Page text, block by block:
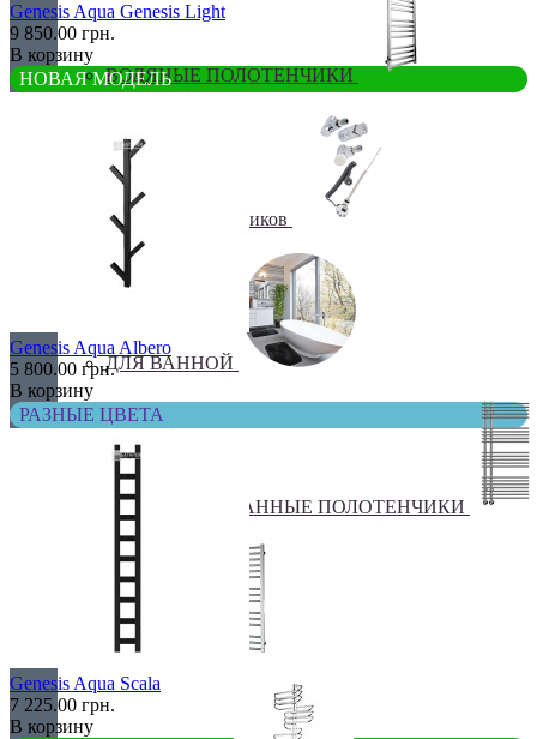
ВОДЯНЫЕ ПОЛОТЕНЧИКИ
Все для полотенчиков
ДЛЯ ВАННОЙ
КОМБИНИРОВАННЫЕ ПОЛОТЕНЧИКИ
Лесенка
Genesis Aqua Genesis Light
9 850.00 грн.
В корзину
НОВАЯ МОДЕЛЬ
Genesis Aqua Albero
5 800.00 грн.
В корзину
РАЗНЫЕ ЦВЕТА
Genesis Aqua Scala
7 225.00 грн.
В корзину